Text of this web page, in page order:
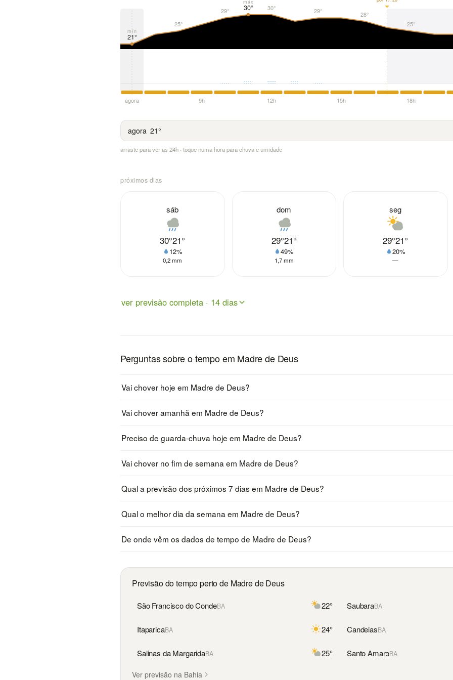
21°
25°
29° 30° 30° 29°
28°
25°
máx
mín
agora 9h 12h 15h 18h
agora 21°
arraste para ver as 24h · toque numa hora para chuva e umidade
próximos dias
sáb
30°21°
12%
0,2 mm
dom
29°21°
49%
1,7 mm
seg
29°21°
20%
—
ver previsão completa · 14 dias
Perguntas sobre o tempo em Madre de Deus
Vai chover hoje em Madre de Deus?
Vai chover amanhã em Madre de Deus?
Preciso de guarda-chuva hoje em Madre de Deus?
Vai chover no fim de semana em Madre de Deus?
Qual a previsão dos próximos 7 dias em Madre de Deus?
Qual o melhor dia da semana em Madre de Deus?
De onde vêm os dados de tempo de Madre de Deus?
Previsão do tempo perto de Madre de Deus
São Francisco do CondeBA 22° SaubaraBA
ItaparicaBA 24° CandeiasBA
Salinas da MargaridaBA 25° Santo AmaroBA
Ver previsão na Bahia